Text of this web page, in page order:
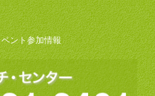
ント参加情報